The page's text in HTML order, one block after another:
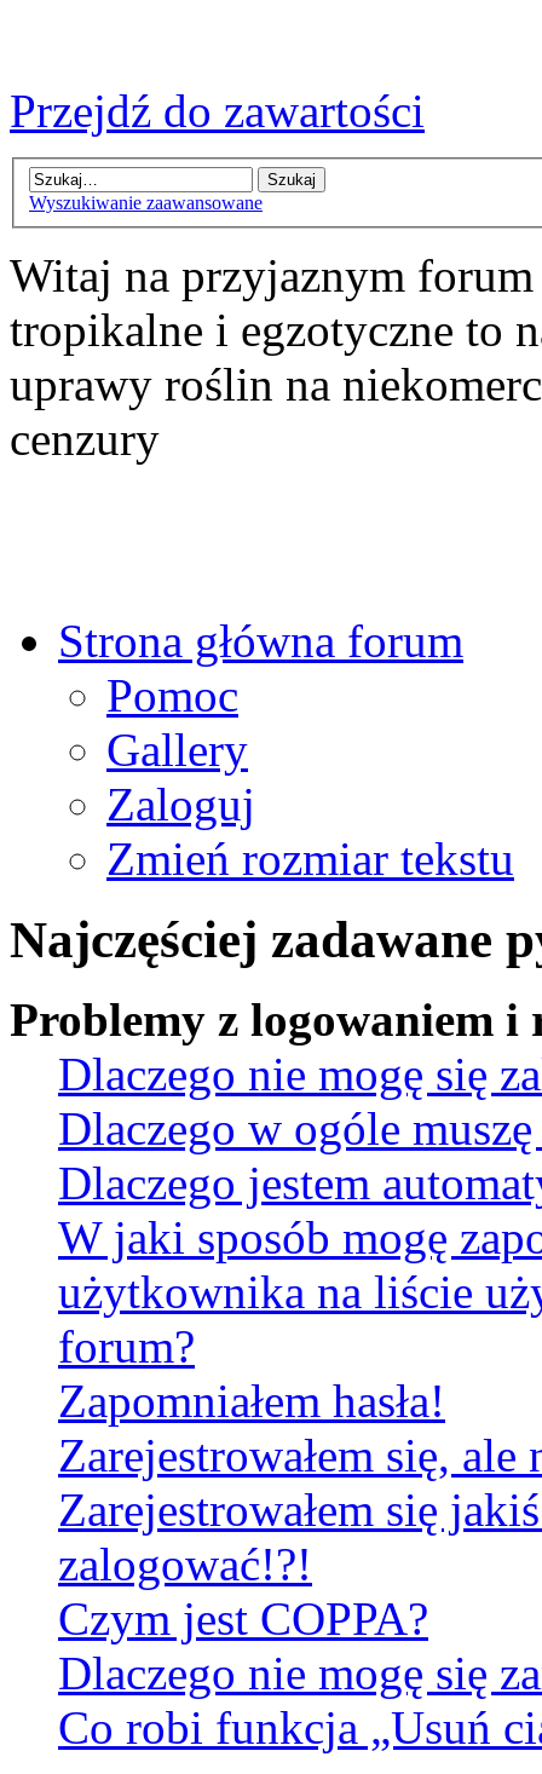
Przejdź do zawartości
Wyszukiwanie zaawansowane
Witaj na przyjaznym
tropikalne i egzotyczne to
uprawy roślin na
cenzury
Strona główna forum
Pomoc
Gallery
Zaloguj
Zmień rozmiar tekstu
Najczęściej zadawane
Problemy z logowaniem i
Dlaczego nie mogę się
Dlaczego w ogóle
Dlaczego jestem
W jaki sposób mogę
użytkownika na liście
forum?
Zapomniałem hasła!
Zarejestrowałem się,
Zarejestrowałem się
zalogować!?!
Czym jest COPPA?
Dlaczego nie mogę się
Co robi funkcja „Usuń